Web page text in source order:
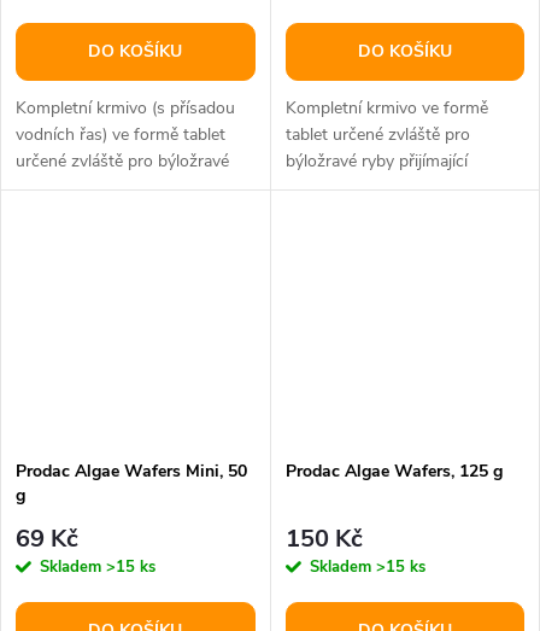
DO KOŠÍKU
Kompletní krmivo (s přísadou
vodních řas) ve formě tablet
určené zvláště pro býložravé
ryby přijímající potravu ze...
DO KOŠÍKU
Kompletní krmivo ve formě
tablet určené zvláště pro
býložravé ryby přijímající
potravu ze dna.Složení: rybí
Prodac Algae Wafers Mini, 50
g
69 Kč
Skladem >15 ks
Prodac Algae Wafers, 125 g
150 Kč
Skladem >15 ks